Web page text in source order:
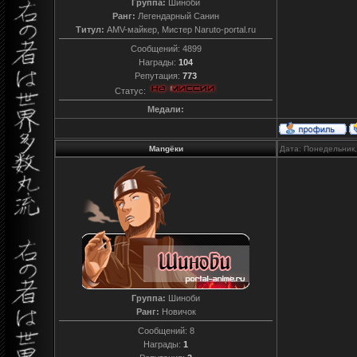
Группа: Шиноби
Ранг: Легендарный Санин
Титул: AMV-майкер, Мистер Naruto-portal.ru
Сообщений: 4899
Награды: 104
Репутация: 773
Статус:
Медали:
Mangёки Дата:
Группа: Шиноби
Ранг: Новичок
Сообщений: 8
Награды: 1